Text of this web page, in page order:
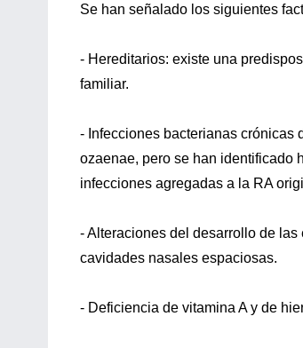
Se han señalado los siguientes
- Hereditarios: existe una
familiar.
- Infecciones bacterianas crónicas
ozaenae, pero se han identificado
infecciones agregadas a la RA
- Alteraciones del desarrollo de
cavidades nasales espaciosas.
- Deficiencia de vitamina A y de